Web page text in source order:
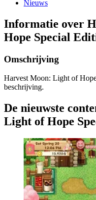
Nieuws
Informatie over
Hope Special
Omschrijving
Harvest Moon: Light of
beschrijving.
De nieuwste
Light of Hope